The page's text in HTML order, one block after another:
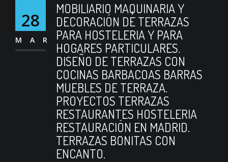
28
MAR
MOBILIARIO MAQUINARIA Y
DECORACIÓN DE TERRAZAS
PARA HOSTELERIA Y PARA
HOGARES PARTICULARES.
DISEÑO DE TERRAZAS CON
COCINAS BARBACOAS BARRAS
MUEBLES DE TERRAZA.
PROYECTOS TERRAZAS
RESTAURANTES HOSTELERIA
RESTAURACIÓN EN MADRID.
TERRAZAS BONITAS CON
ENCANTO.